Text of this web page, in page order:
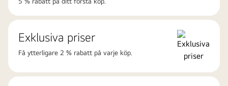
Exklusiva priser
Få ytterligare 2 % rabatt på varje köp.